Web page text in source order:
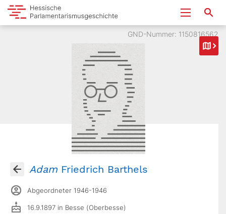
GND-Nummer: 1150816562
Adam Friedrich Barthels
Abgeordneter 1946-1946
16.9.1897 in Besse (Oberbesse)